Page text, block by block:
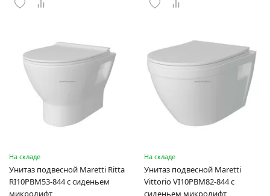
На складе
Унитаз подвесной Maretti Ritta
RI10PBM53-844 с сиденьем
микролифт
На складе
Унитаз подвесной Maretti
Vittorio VI10PBM82-844 с
сиденьем микролифт